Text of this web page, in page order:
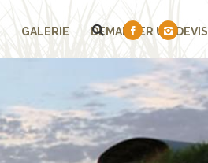
GALERIE DEMANDER UN DEVIS